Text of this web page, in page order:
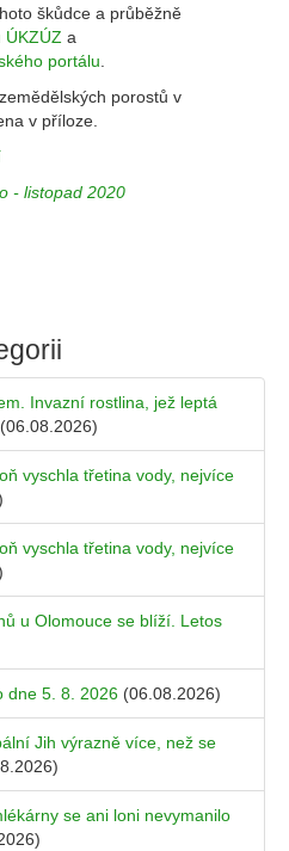
škůdce a průběžně
ÚKZÚZ a
portálu
porostů v
v příloze.
- listopad 2020
Invazní rostlina, jež leptá
(06.08.2026)
vyschla třetina vody, nejvíce
vyschla třetina vody, nejvíce
u Olomouce se blíží. Letos
dne 5. 8. 2026 (06.08.2026)
Jih výrazně více, než se
se ani loni nevymanilo